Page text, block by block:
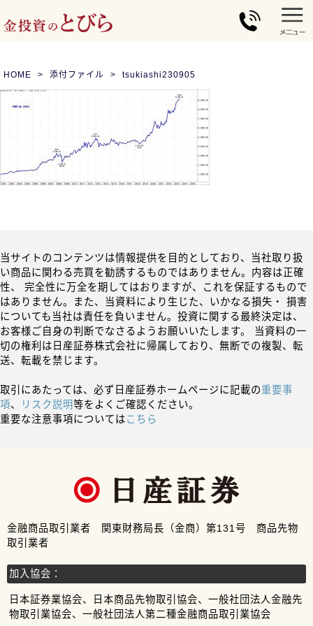
HOME 添付ファイル tsukiashi230905
当サイトのコンテンツは情報提供を目的としており、当社取り扱
い商品に関わる売買を勧誘するものではありません。内容は正確
性、 完全性に万全を期してはおりますが、これを保証するもので
はありません。また、当資料により生じた、いかなる損失・ 損害
についても当社は責任を負いません。投資に関する最終決定は、
お客様ご自身の判断でなさるようお願いいたします。 当資料の一
切の権利は日産証券株式会社に帰属しており、無断での複製、転
送、転載を禁じます。
取引にあたっては、必ず日産証券ホームページに記載の重要事
項、 リスク説明等をよくご確認ください。
重要な注意事項についてはこちら
金融商品取引業者 関東財務局長（金商）第131号 商品先物
取引業者
加入協会：
日本証券業協会、日本商品先物取引協会、一般社団法人金融先
物取引業協会、一般社団法人第二種金融商品取引業協会